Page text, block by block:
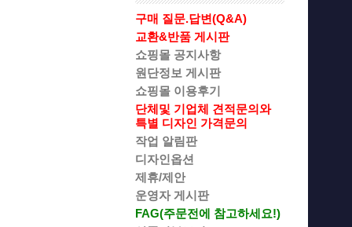
구매 질문.답변(Q&A)
교환&반품 게시판
쇼핑몰 공지사항
원단정보 게시판
쇼핑몰 이용후기
단체및 기업체 견적문의와
특별 디자인 가격문의
작업 알림판
디자인옵션
제휴/제안
운영자 게시판
FAG(주문전에 참고하세요!)